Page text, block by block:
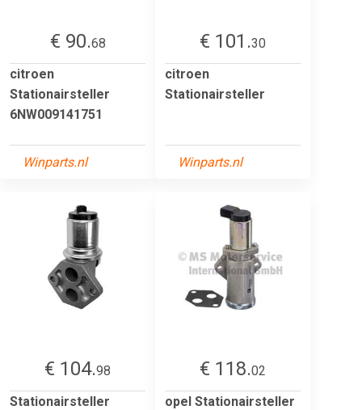
€ 90.68
citroen
Stationairsteller
6NW009141751
Winparts.nl
€ 101.30
citroen
Stationairsteller
Winparts.nl
€ 104.98
Stationairsteller
€ 118.02
opel Stationairsteller